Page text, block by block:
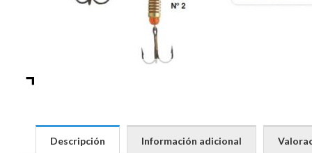
Descripción Información adicional